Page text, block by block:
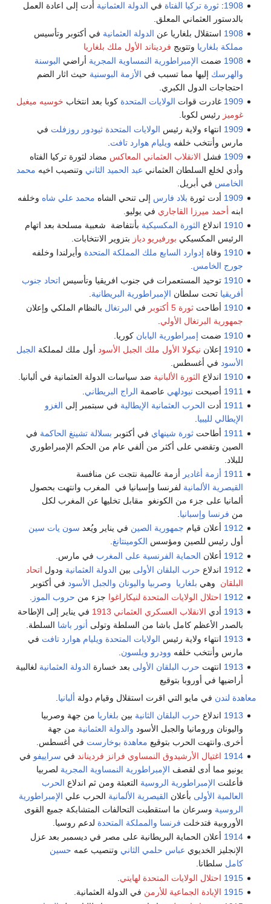
1908
:ثورة تركيا الفتاة في الدولة العثمانية أدت إلى اعادة العمل
بالدستور العثماني المعلق.
1908 استقلال بلغاريا عن الدولة العثمانية في أكتوبر وتأسيس
مملكة بلغاريا وتتويج فرديناند الأول ملك بلغاريا
1908 ضمت الإمبراطورية النمساوية المجرية أراضي البوسنة
والهرسك إليها مما تسبب في الأزمة البوسنية حيث اثار الضم
احتجاجات الدول الكبري.
1909 غادرت قوات الولايات المتحدة كوبا بعد انتخاب خوسيه ميغيل
غوميز رئيس لكوبا.
1909 انتهاء ولاية رئيس الولايات المتحدة ثيودور روزفلت في
مارس وأنتخب خلفه ويليام هوارد تافت
1909 فشل الانقلاب العثماني المعاكس مضاد لثورة تركيا الفتاه
وأدي لخلع السلطان العثماني عبد الحميد الثاني وتنصيب اخيه محمد
الخامس في أبريل.
1909 أدت ثورة بلاد فارس إلى تنحي الشاه محمد علي شاه وخلفه
ابنه أحمد ميرزا القاجاري في يوليو.
1910 اندلاع الثورة المكسيكية بأنتفاضة شعبية مسلحة بعد اتهام
الرئيس المكسيكي بورفيريو دياز بتزوير الانتخابات.
1910 وفاة إدوارد السابع ملك المملكة المتحدة وأيرلندا وخلفه
جورج الخامس.
1910 توحيد المستعمرات في جنوب افريقيا وتأسيس اتحاد جنوب
أفريقيا تحت سلطان الإمبراطورية البريطانية
1910 أطاحتثورة 5 أكتوبر في البرتغال بالنظام الملكي وإعلان
جمهورية البرتغال الأولي
1910 ضمت إمبراطورية اليابان كوريا.
1910 إعلان نيكولا الأول ملك الجبل الأسود أول ملك لمملكة الجبل
الأسود في أغسطس.
1910 اندلاع الثورة الألبانية ضد سياسات الدولة العثمانية في ألبانيا.
1911 أصبحت نيودلهي عاصمة الراج البريطاني
1911 أدت الحرب العثمانية الإيطالية في سبتمبر إلى الغزو
الإيطالي لليبيا
1911 أطاحتثورة شينهاي في أكتوبر بسلالة تشينغ الحاكمة في
الصين وتقضي على أكثر من ألفي عام من الحكم الإمبراطوري
للبلاد.
1911 أزمة أغادير أزمة عالمية نتجت عن منافسة
القيصرية الألمانية لفرنسا وإسبانيا في المغرب وانتهت بحصول
ألمانيا على جزء من الكونغو مقابل تخليها عن المغرب لكل
من فرنسا وإسبانيا
1912 أعلان قيام جمهورية الصين في يناير ويُعد سون يات سين
أول رئيس للصين ومؤسس الكومينتانغ.
1912 أعلان الحماية الفرنسية على المغرب في مارس.
1912 اندلاع حرب البلقان الأولى بين الدولة العثمانية ودول اتحاد
البلقان وهي بلغاريا وصربيا واليونان والجبل الأسود في أكتوبر
1912 احتلال الولايات المتحدة لنيكاراغوا جزء من حروب الموز .
1913 أدي الانقلاب العسكري العثماني 1913
في يناير إلى الإطاحة
بالصدر الأعظم كامل باشا من السلطة وتولى أنور باشا السلطة.
1913 انتهاء ولاية رئيس الولايات المتحدة ويليام هوارد تافت في
مارس وأنتخب خلفه وودرو ويلسون.
1913 انتهت حرب البلقان الأولى بعد خسارة الدولة العثمانية لغالبية
أراضيها في أوروبا بتوقيع
معاهدة لندن في مايو التي اقرت استقلال وقيام دولة ألبانيا
1913 اندلاع حرب البلقان الثانية بين بلغاريا من جهة وصربيا
واليونان ورومانيا والجبل الأسود والدولة العثمانية من جهة
أخرى.وانتهت الحرب بتوقيع معاهدة بوخارست في أغسطس.
1914 اغتيال الأرشيدوق النمساوي فرانز فرديناند في سراييفو في
يونيو مما أدى لقصف الإمبراطورية النمساوية المجرية لصربيا
فأعلنت الإمبراطورية الروسية التعبئة ومن ثم اندلاع الحرب
العالمية الأولى بأعلان القيصرية الألمانية الحرب علي الإمبراطورية
الروسية وسرعان ما استقطبت التحالفات المتشابكة جميع القوى
الأوروبية فتدخلت فرنسا والمملكة المتحدة لدعم روسيا.
1914 أعلان الحماية البريطانية على مصر في ديسمبر بعد عزل
الإنجليز الخديوي عباس حلمي الثاني وتنصيب عمه حسين
كامل سلطانا.
1915 احتلال الولايات المتحدة لهايتي
1915 الإبادة الجماعية للأرمن في الدولة العثمانية.